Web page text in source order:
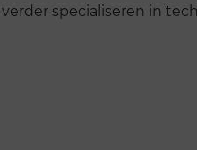
specialiseren in